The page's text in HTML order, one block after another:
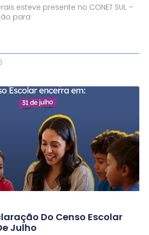
esteve presente no CONET SUL –
para
Do Censo Escolar
Julho